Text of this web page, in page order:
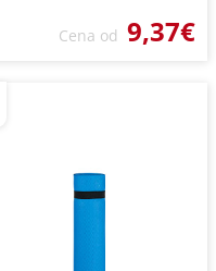
Cena od 9,37€